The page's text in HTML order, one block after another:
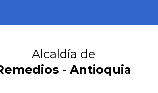
Alcaldía de
- Antioquia